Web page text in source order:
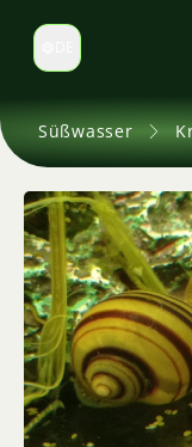
Sprache
Süßwasser